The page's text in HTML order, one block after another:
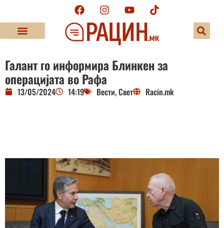
Галант го информира Блинкен за
операцијата во Рафа
13/05/2024 14:19 Вести,Свет Racin.mk